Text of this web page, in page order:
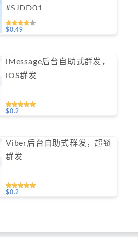
#SJDD01
$0.49
iMessage后台自助式群发，
iOS群发
$0.2
Viber后台自助式群发，超链
群发
$0.2